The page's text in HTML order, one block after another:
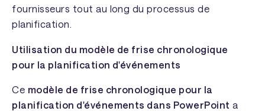
fournisseurs tout au long du processus de
planification.
Utilisation du modèle de frise chronologique
pour la planification d'événements
Ce modèle de frise chronologique pour la
planification d'événements dans PowerPoint a